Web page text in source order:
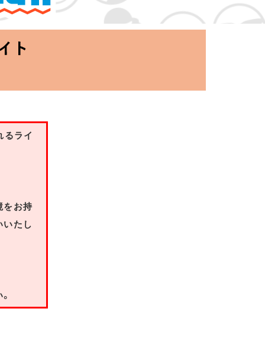
るライ
をお持
いたし